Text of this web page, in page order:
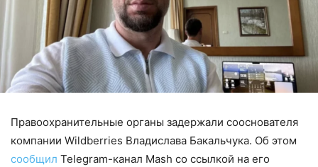
Правоохранительные органы задержали сооснователя
компании Wildberries Владислава Бакальчука. Об этом
сообщил Telegram-канал Mash со ссылкой на его